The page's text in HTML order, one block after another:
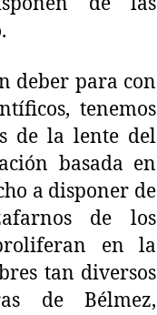
deber para con
tenemos
de la lente del
basada en
a disponer de
de los
en la
tan diversos
de Bélmez,